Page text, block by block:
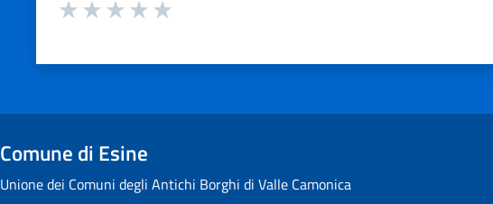
Comune di Esine
Unione dei Comuni degli Antichi Borghi di Valle Camonica